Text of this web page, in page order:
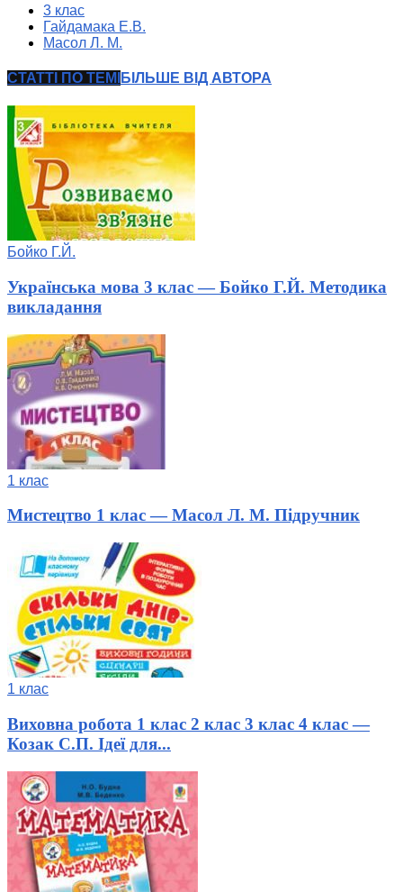
3 клас
Гайдамака Е.В.
Масол Л. М.
СТАТТІ ПО ТЕМІ БІЛЬШЕ ВІД АВТОРА
Бойко Г.Й.
Українська мова 3 клас — Бойко Г.Й. Методика
викладання
1 клас
Мистецтво 1 клас — Масол Л. М. Підручник
1 клас
Виховна робота 1 клас 2 клас 3 клас 4 клас —
Козак С.П. Ідеї для...